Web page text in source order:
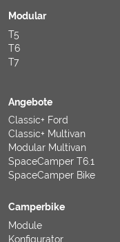
Modular
T5
T6
T7
Angebote
Classic+ Ford
Classic+ Multivan
Modular Multivan
SpaceCamper T6.1
SpaceCamper Bike
Camperbike
Module
Konfigurator